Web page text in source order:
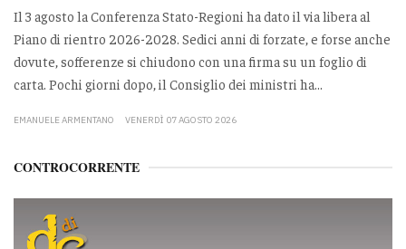
Il 3 agosto la Conferenza Stato-Regioni ha dato il via libera al
Piano di rientro 2026-2028. Sedici anni di forzate, e forse anche
dovute, sofferenze si chiudono con una firma su un foglio di
carta. Pochi giorni dopo, il Consiglio dei ministri ha...
EMANUELE ARMENTANO VENERDÌ 07 AGOSTO 2026
CONTROCORRENTE